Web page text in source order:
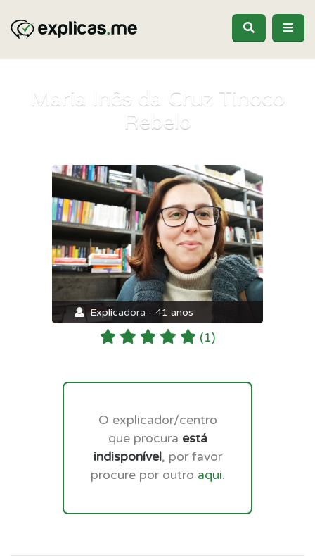
Maria Inês da Cruz Tinoco
Rebelo
Explicadora - 41 anos
(1)
O explicador/centro
que procura está
indisponível, por favor
procure por outro aqui.